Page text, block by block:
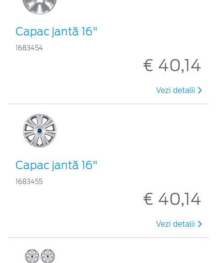
Capac jantă 16"
1683454
€ 40,14
Vezi detalii
Capac jantă 16"
1683455
€ 40,14
Vezi detalii